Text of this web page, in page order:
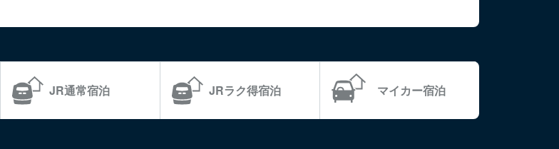
JR通常宿泊 JRラク得宿泊 マイカー宿泊